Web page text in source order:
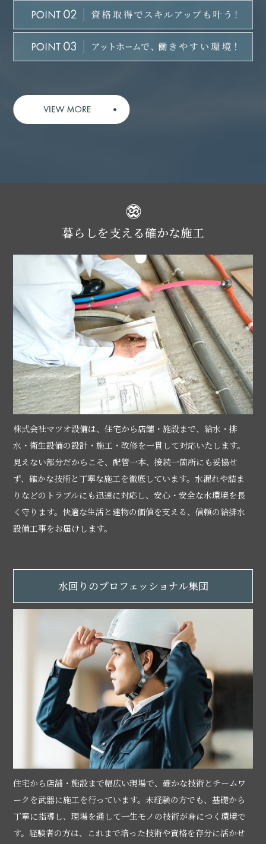
暮らしを支える確かな施工
株式会社マツオ設備は、住宅から店舗・施設まで、給水・排
水・衛生設備の設計・施工・改修を一貫して対応いたします。
見えない部分だからこそ、配管一本、接続一箇所にも妥協せ
ず、確かな技術と丁寧な施工を徹底しています。水漏れや詰ま
りなどのトラブルにも迅速に対応し、安心・安全な水環境を長
く守ります。快適な生活と建物の価値を支える、信頼の給排水
設備工事をお届けします。
水回りのプロフェッショナル集団
住宅から店舗・施設まで幅広い現場で、確かな技術とチームワ
ークを武器に施工を行っています。未経験の方でも、基礎から
丁寧に指導し、現場を通して一生モノの技術が身につく環境で
す。経験者の方は、これまで培った技術や資格を存分に活かせ